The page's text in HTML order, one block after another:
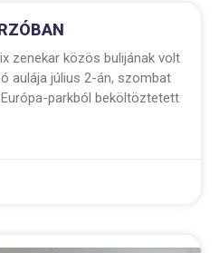
zenekar közös bulijának volt
aulája július 2-án, szombat
parkból beköltöztetett